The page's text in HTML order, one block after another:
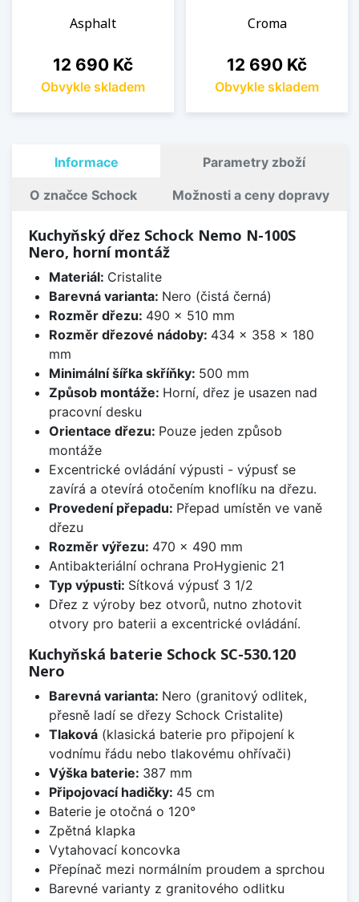
Asphalt
Cena
12 690 Kč
Obvykle skladem
Croma
Cena
12 690 Kč
Obvykle skladem
Informace Parametry zboží
O značce Schock Možnosti a ceny dopravy
Kuchyňský dřez Schock Nemo N-100S
Nero, horní montáž
Materiál: Cristalite
Barevná varianta: Nero (čistá černá)
Rozměr dřezu: 490 x 510 mm
Rozměr dřezové nádoby: 434 x 358 x 180
mm
Minimální šířka skříňky: 500 mm
Způsob montáže: Horní, dřez je usazen nad
pracovní desku
Orientace dřezu: Pouze jeden způsob
montáže
Excentrické ovládání výpusti - výpusť se
zavírá a otevírá otočením knoflíku na dřezu.
Provedení přepadu: Přepad umístěn ve vaně
dřezu
Rozměr výřezu: 470 x 490 mm
Antibakteriální ochrana ProHygienic 21
Typ výpusti: Sítková výpusť 3 1/2
Dřez z výroby bez otvorů, nutno zhotovit
otvory pro baterii a excentrické ovládání.
Kuchyňská baterie Schock SC-530.120
Nero
Barevná varianta: Nero (granitový odlitek,
přesně ladí se dřezy Schock Cristalite)
Tlaková(klasická baterie pro připojení k
vodnímu řádu nebo tlakovému ohřívači)
Výška baterie: 387 mm
Připojovací hadičky: 45 cm
Baterie je otočná o 120°
Zpětná klapka
Vytahovací koncovka
Přepínač mezi normálním proudem a sprchou
Barevné varianty z granitového odlitku